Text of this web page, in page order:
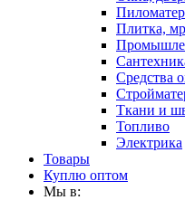
Плитка,
Средства
Ткани и
Топливо
Электрика
Товары
Куплю оптом
Мы в: